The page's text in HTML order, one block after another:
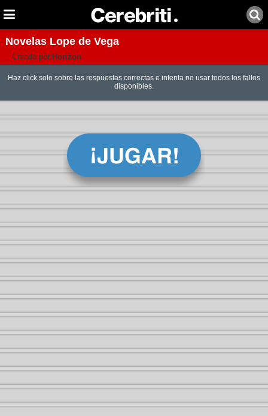
Novelas Lope de Vega
Creado por: Horizon
Haz click solo sobre las respuestas correctas e intenta no usar todos los fallos
disponibles.